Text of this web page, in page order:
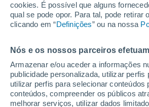
cookies. É possível que alguns
qual se pode opor. Para tal, pode
clicando em “Definições” ou na nossa
Nós e os nossos parceiros
Armazenar e/ou aceder a informações
publicidade personalizada, utilizar
utilizar perfis para selecionar
conteúdos, compreender os públicos
melhorar serviços, utilizar dados